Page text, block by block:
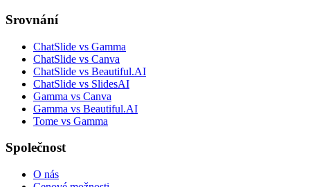
Srovnání
ChatSlide vs Gamma
ChatSlide vs Canva
ChatSlide vs Beautiful.AI
ChatSlide vs SlidesAI
Gamma vs Canva
Gamma vs Beautiful.AI
Tome vs Gamma
Společnost
O nás